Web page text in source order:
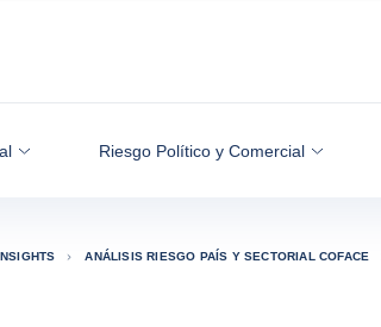
Riesgo Político y Comercial
ANÁLISIS RIESGO PAÍS Y SECTORIAL COFACE